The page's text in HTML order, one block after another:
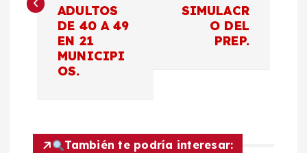
e
c
ADULTOS
DE 40 A 49
EN 21
MUNICIPI
OS.
SIMULACR
O DEL
PREP.
También te podría interesar: